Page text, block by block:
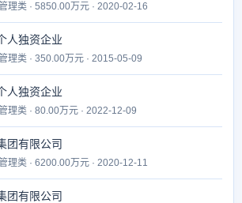
理类 · 5850.00万元 · 2020-02-16
人独资企业
理类 · 350.00万元 · 2015-05-09
人独资企业
理类 · 80.00万元 · 2022-12-09
团有限公司
理类 · 6200.00万元 · 2020-12-11
团有限公司